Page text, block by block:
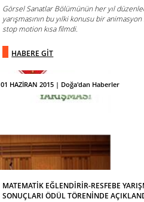
01 HAZİRAN 2015 | Doğa'dan Haberler
Görsel Sanatlar Bölümünün her yıl
yarışmasının bu yılki konusu bir
stop motion kısa filmdi.
HABERE GİT
MATEMATİK EĞLENDİRİR-RESFEBE
SONUÇLARI ÖDÜL TÖRENİNDE